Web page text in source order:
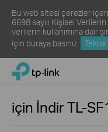
Bu web sitesi çerezler
6698 sayılı Kişisel
verilerin kullanımına dair
için buraya basınız.
Click
navigation
TP-Link, Reliably Smart
için İndirTL-